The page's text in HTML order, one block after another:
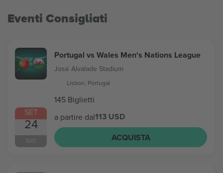
Eventi Consigliati
SET
24
GIO
Portugal vs Wales Men's Nations League
José Alvalade Stadium
Lisbon, Portugal
145 Biglietti
a partire dal113 USD
ACQUISTA